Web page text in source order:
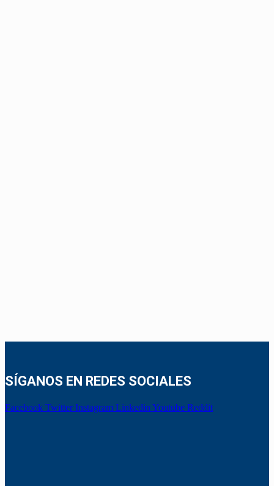
SÍGANOS EN REDES SOCIALES
Facebook Twitter Instagram Linkedin Youtube Reddit